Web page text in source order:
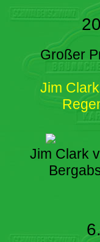
Großer
Jim
Jim Clark